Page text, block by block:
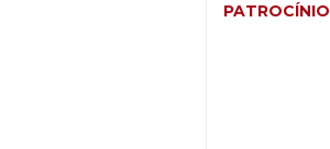
PATROCÍNIO